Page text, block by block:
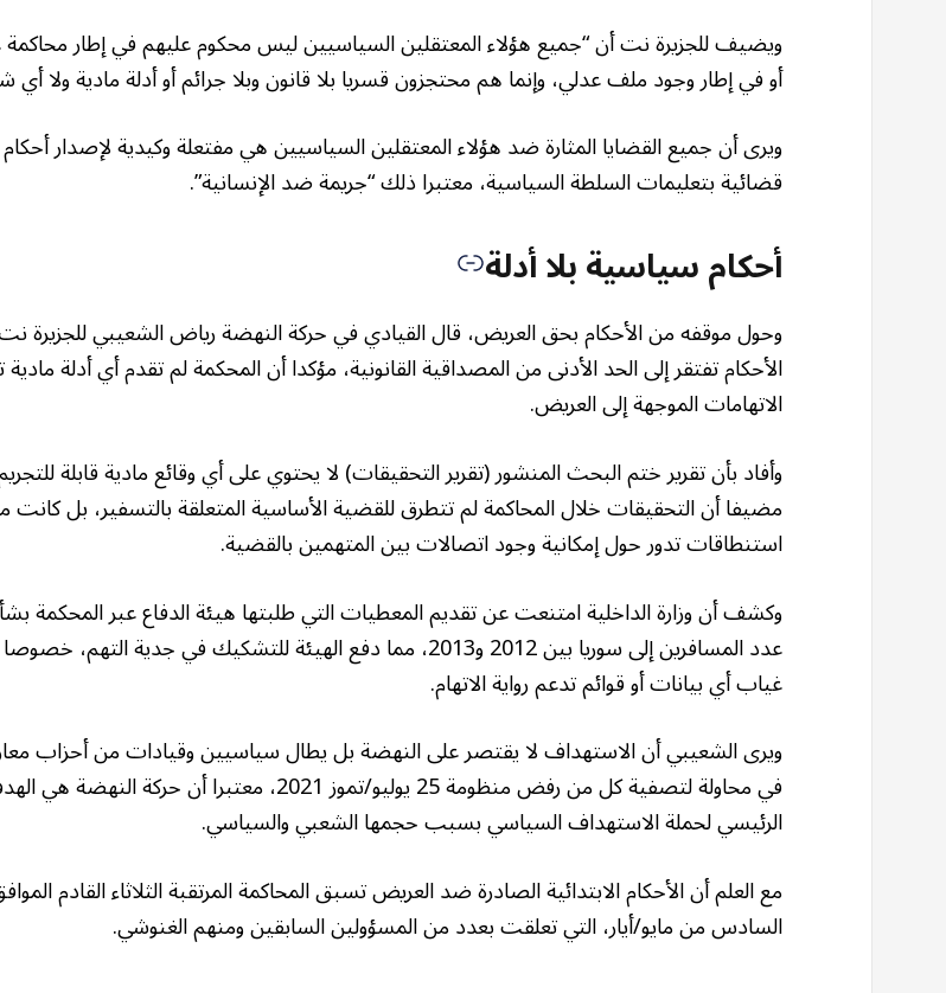
ويضيف للجزيرة نت أن “جميع هؤلاء المعتقلين السياسيين ليس محكوم عليهم في إطار محاكمة
أو في إطار وجود ملف عدلي، وإنما هم محتجزون قسريا بلا قانون وبلا جرائم أو أدلة مادية ولا أي
ويرى أن جميع القضايا المثارة ضد هؤلاء المعتقلين السياسيين هي مفتعلة وكيدية لإصدار أحكام
قضائية بتعليمات السلطة السياسية، معتبرا ذلك “جريمة ضد الإنسانية”.
أحكام سياسية بلا أدلة
وحول موقفه من الأحكام بحق العريض، قال القيادي في حركة النهضة رياض الشعيبي للجزيرة
الأحكام تفتقر إلى الحد الأدنى من المصداقية القانونية، مؤكدا أن المحكمة لم تقدم أي أدلة
الاتهامات الموجهة إلى العريض.
وأفاد بأن تقرير ختم البحث المنشور (تقرير التحقيقات) لا يحتوي على أي وقائع مادية قابلة
مضيفا أن التحقيقات خلال المحاكمة لم تتطرق للقضية الأساسية المتعلقة بالتسفير، بل كانت
استنطاقات تدور حول إمكانية وجود اتصالات بين المتهمين بالقضية.
وكشف أن وزارة الداخلية امتنعت عن تقديم المعطيات التي طلبتها هيئة الدفاع عبر المحكمة
عدد المسافرين إلى سوريا بين 2012 و2013، مما دفع الهيئة للتشكيك في جدية التهم،
غياب أي بيانات أو قوائم تدعم رواية الاتهام.
ويرى الشعيبي أن الاستهداف لا يقتصر على النهضة بل يطال سياسيين وقيادات من أحزاب
في محاولة لتصفية كل من رفض منظومة 25 يوليو/تموز 2021، معتبرا أن حركة النهضة
الرئيسي لحملة الاستهداف السياسي بسبب حجمها الشعبي والسياسي.
مع العلم أن الأحكام الابتدائية الصادرة ضد العريض تسبق المحاكمة المرتقبة الثلاثاء القادم
السادس من مايو/أيار، التي تعلقت بعدد من المسؤولين السابقين ومنهم الغنوشي.